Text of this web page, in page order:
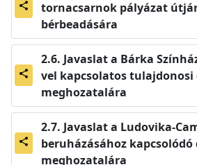
share
tornacsarnok pályázat
bérbeadására
share
Javaslat a Bárka
vel kapcsolatos tulajdonosi
meghozatalára
share
Javaslat a Ludovika-
beruházásához kapcsolódó
meghozatalára